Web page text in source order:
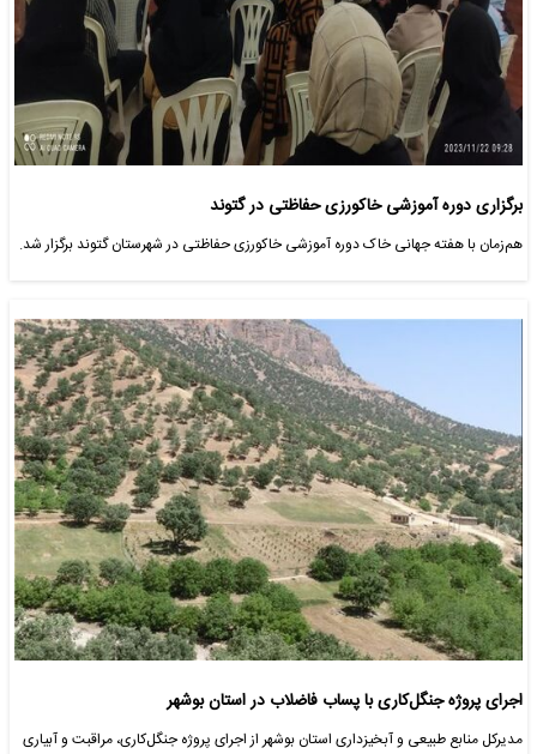
برگزاری دوره آموزشی خاکورزی حفاظتی در گتوند
هم‌زمان با هفته جهانی خاک دوره آموزشی خاکورزی حفاظتی در شهرستان گتوند برگزار شد.
اجرای پروژه جنگل‌کاری با پساب فاضلاب در استان بوشهر
مدیرکل منابع طبیعی و آبخیزداری استان بوشهر از اجرای پروژه جنگل‌کاری، مراقبت و آبیاری